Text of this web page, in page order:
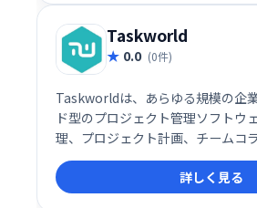
Taskworld
0.0 (0件)
Taskworldは、あらゆる規模の企
ド型のプロジェクト管理ソフトウ
理、プロジェクト計画、チームコ
捗レポート機能を提供し、iOS/
応。スムーズなプロジェクト遂行
上を実現します。
詳しく見る